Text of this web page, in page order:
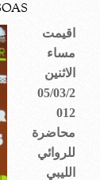
اقيمت
مساء
الاثنين
05/03/2
012
محاضرة
للروائي
الليبي